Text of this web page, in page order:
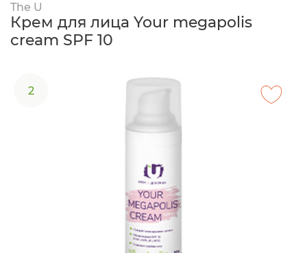
The U
Крем для лица Your megapolis
cream SPF 10
2